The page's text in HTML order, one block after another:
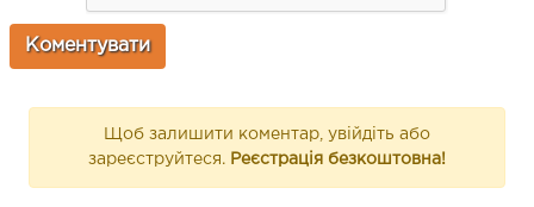
Щоб залишити коментар, увійдіть або
зареєструйтеся. Реєстрація безкоштовна!